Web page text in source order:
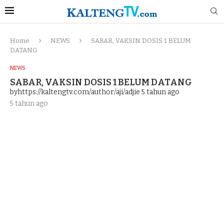
Home NEWS
SABAR, VAKSIN DOSIS 1 BELUM
DATANG
NEWS
SABAR, VAKSIN DOSIS 1 BELUM DATANG
byhttps://kaltengtv.com/author/aji/adjie 5 tahun ago
5 tahun ago